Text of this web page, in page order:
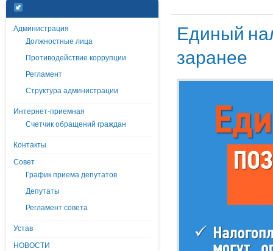
Администрация
Должностные лица
Противодействие коррупции
Регламент
Структура администрации
Интернет-приемная
Счетчик обращений граждан
Контакты
Совет
График приема депутатов
Депутаты
Регламент совета
Устав
НОВОСТИ
Единый
заранее